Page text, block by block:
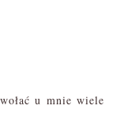
u mnie wiele